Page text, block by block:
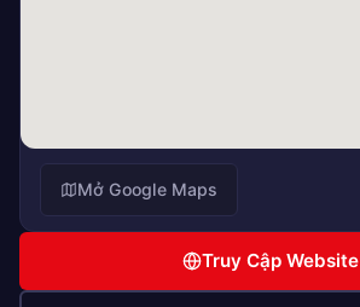
Mở Google Maps
Truy Cập Website